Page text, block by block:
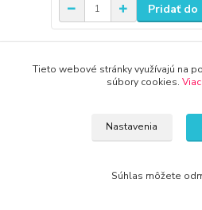
Pridať do
Tieto webové stránky využívajú na
súbory cookies.
Nastavenia
Súhlas môžete